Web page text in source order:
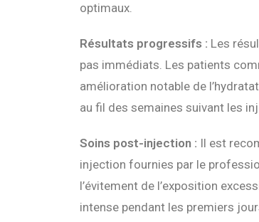
optimaux.
Résultats progressifs : Les
pas immédiats. Les patients
amélioration notable de
au fil des semaines suivant les
Soins post-injection : Il est
injection fournies par le
l’évitement de l’exposition
intense pendant les premiers